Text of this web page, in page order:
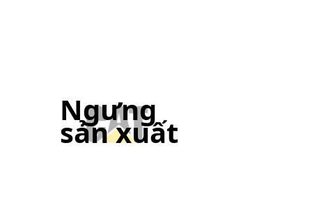
Ngưng
sản xuất